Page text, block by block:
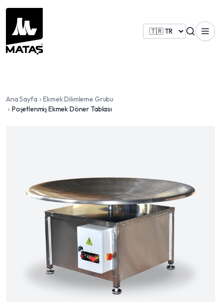
Ana Sayfa › Ekmek Dilimleme Grubu
› Poşetlenmiş Ekmek Döner Tablası